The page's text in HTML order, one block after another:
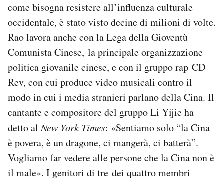
come bisogna resistere all’influenza culturale
occidentale, è stato visto decine di milioni di volte.
Rao lavora anche con la Lega della Gioventù
Comunista Cinese, la principale organizzazione
politica giovanile cinese, e con il gruppo rap CD
Rev, con cui produce video musicali contro il
modo in cui i media stranieri parlano della Cina. Il
cantante e compositore del gruppo Li Yijie ha
detto alNew York Times: «Sentiamo solo “la Cina
è povera, è un dragone, ci mangerà, ci batterà”.
Vogliamo far vedere alle persone che la Cina non è
il male». I genitori di tre dei quattro membri